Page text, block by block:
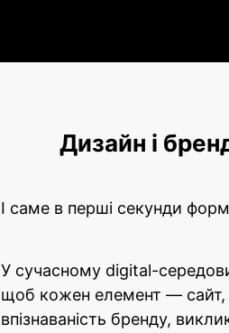
Дизайн і
І саме в перші секунди
У сучасному digital-
щоб кожен елемент — сайт,
впізнаваність бренду,